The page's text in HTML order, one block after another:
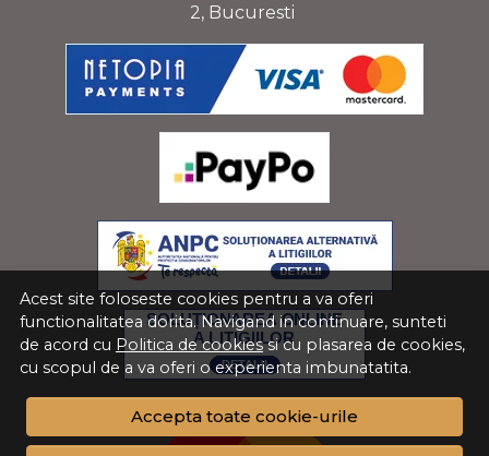
Acest site foloseste cookies pentru a va oferi
functionalitatea dorita. Navigand in continuare, sunteti
de acord cu Politica de cookiessi cu plasarea de cookies,
cu scopul de a va oferi o experienta imbunatatita.
Accepta toate cookie-urile
2, Bucuresti